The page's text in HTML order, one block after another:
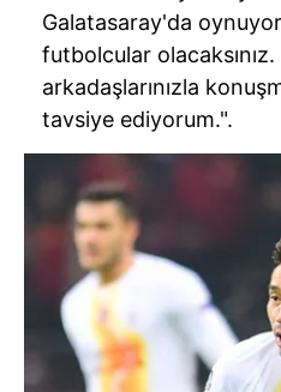
Galatasaray'da
futbolcular
arkadaşlarınızla
tavsiye ediyorum.".